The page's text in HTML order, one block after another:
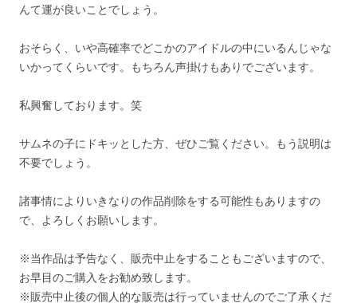
んて運が良いことでしょう。
おそらく、いや高確率でどこかのアイドルの中にいるんじゃな
いかってくらいです。もちろん声掛けもありでございます。
私興奮しております。笑
サムネの子にドキッとした方、ぜひご覧ください。もう説明は
不要でしょう。
諸事情によりいきなりの作品削除をする可能性もありますの
で、よろしくお願いします。
※当作品は予告なく、販売中止をすることもございますので、
お早目のご購入をお勧め致します。
※販売中止後の個人的な販売は行っていませんのでご了承くだ